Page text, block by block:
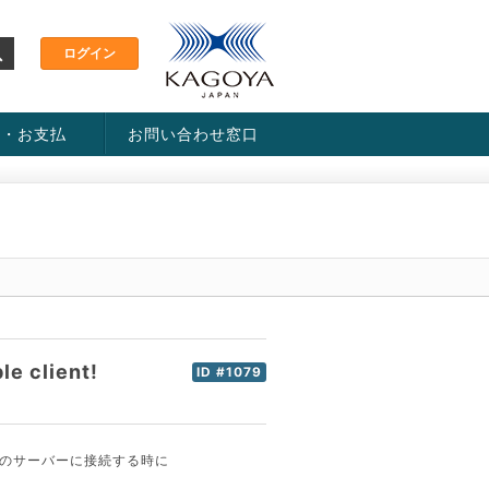
お支払 お問い合わせ窓口
ID #1079
client!
ーバーに接続する時に